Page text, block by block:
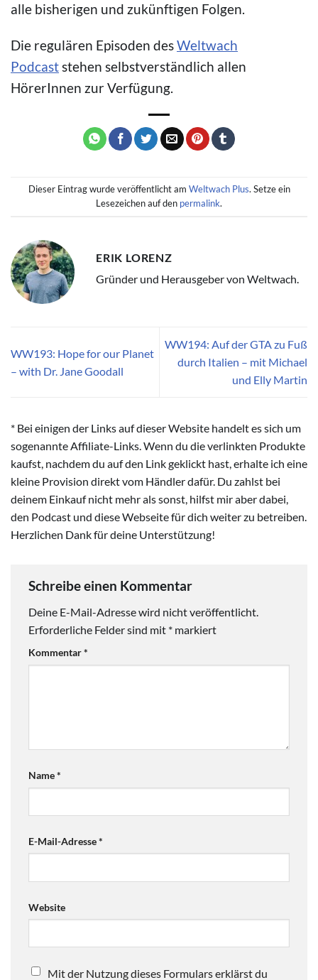
alle bisherigen und zukünftigen Folgen.
Die regulären Episoden desWeltwach
Podcaststehen selbstverständlich allen
HörerInnen zur Verfügung.
Dieser Eintrag wurde veröffentlicht am Weltwach Plus. Setze ein
Lesezeichen auf den permalink.
ERIK LORENZ
Gründer und Herausgeber von Weltwach.
WW193: Hope for our Planet
– with Dr. Jane Goodall
WW194: Auf der GTA zu Fuß
durch Italien – mit Michael
und Elly Martin
* Bei einigen der Links auf dieser Website handelt es sich um
sogenannte Affiliate-Links. Wenn du die verlinkten Produkte
kaufst, nachdem du auf den Link geklickt hast, erhalte ich eine
kleine Provision direkt vom Händler dafür. Du zahlst bei
deinem Einkauf nicht mehr als sonst, hilfst mir aber dabei,
den Podcast und diese Webseite für dich weiter zu betreiben.
Herzlichen Dank für deine Unterstützung!
Schreibe einen Kommentar
Deine E-Mail-Adresse wird nicht veröffentlicht.
Erforderliche Felder sind mit * markiert
Kommentar*
Name*
E-Mail-Adresse*
Website
Mit der Nutzung dieses Formulars erklärst du